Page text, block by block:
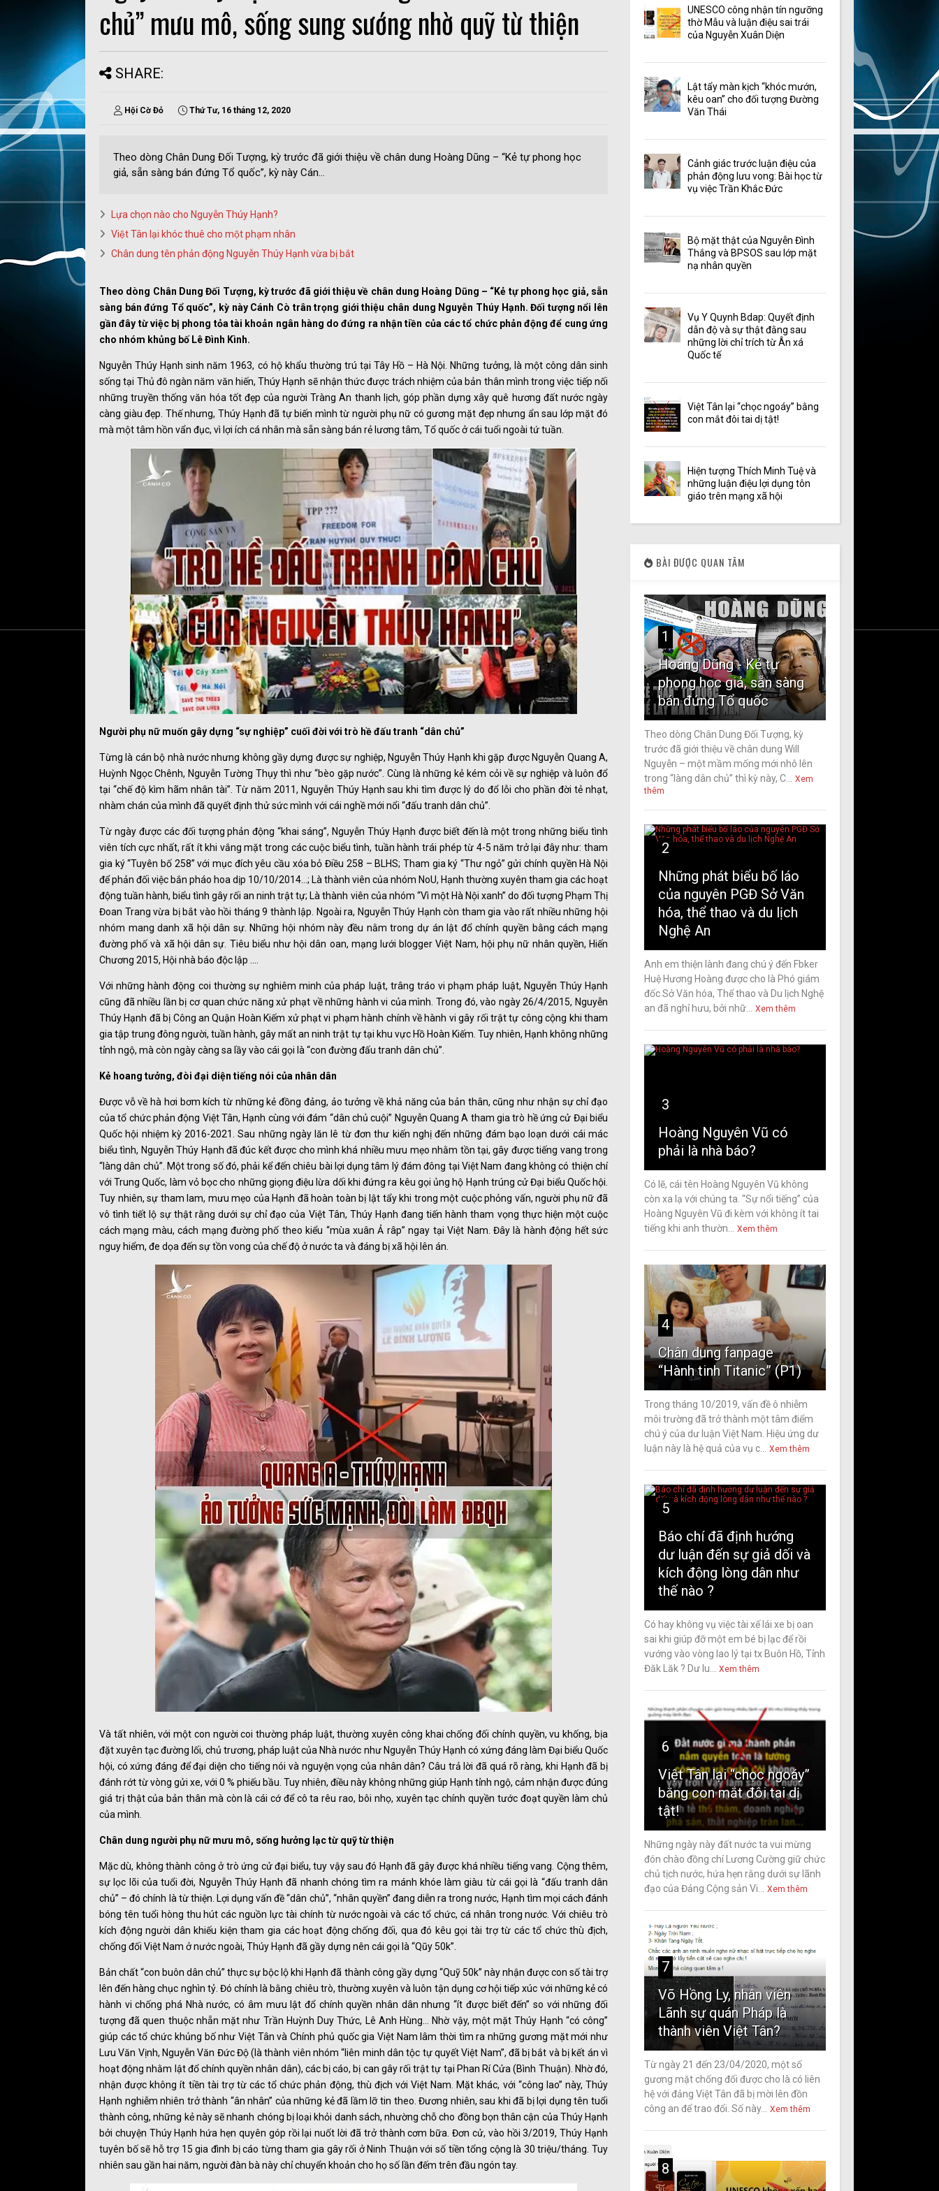
chủ” mưu mô, sống sung sướng nhờ quỹ từ thiện
SHARE:
Hội Cờ Đỏ Thứ Tư, 16 tháng 12, 2020
Theo dòng Chân Dung Đối Tượng, kỳ trước đã giới thiệu về chân dung Hoàng Dũng – “Kẻ tự phong học
giả, sẵn sàng bán đứng Tổ quốc”, kỳ này Cán...
Lựa chọn nào cho Nguyễn Thúy Hạnh?
Việt Tân lại khóc thuê cho một phạm nhân
Chân dung tên phản động Nguyễn Thúy Hạnh vừa bị bắt
Theo dòng Chân Dung Đối Tượng, kỳ trước đã giới thiệu về chân dung Hoàng Dũng – “Kẻ tự phong học giả, sẵn
sàng bán đứng Tổ quốc”, kỳ này Cánh Cò trân trọng giới thiệu chân dung Nguyễn Thúy Hạnh. Đối tượng nổi lên
gần đây từ việc bị phong tỏa tài khoản ngân hàng do đứng ra nhận tiền của các tổ chức phản động để cung ứng
cho nhóm khủng bố Lê Đình Kình.
Nguyễn Thúy Hạnh sinh năm 1963, có hộ khẩu thường trú tại Tây Hồ – Hà Nội. Những tưởng, là một công dân sinh
sống tại Thủ đô ngàn năm văn hiến, Thúy Hạnh sẽ nhận thức được trách nhiệm của bản thân mình trong việc tiếp nối
những truyền thống văn hóa tốt đẹp của người Tràng An thanh lịch, góp phần dựng xây quê hương đất nước ngày
càng giàu đẹp. Thế nhưng, Thúy Hạnh đã tự biến mình từ người phụ nữ có gương mặt đẹp nhưng ẩn sau lớp mặt đó
mà một tâm hồn vẩn đục, vì lợi ích cá nhân mà sẵn sàng bán rẻ lương tâm, Tổ quốc ở cái tuổi ngoài tứ tuần.
Người phụ nữ muốn gây dựng “sự nghiệp” cuối đời với trò hề đấu tranh “dân chủ”
Từng là cán bộ nhà nước nhưng không gầy dựng được sự nghiệp, Nguyễn Thúy Hạnh khi gặp được Nguyễn Quang A,
Huỳnh Ngọc Chênh, Nguyễn Tường Thụy thì như “bèo gặp nước”. Cùng là những kẻ kém cỏi về sự nghiệp và luôn đổ
tại “chế độ kìm hãm nhân tài”. Từ năm 2011, Nguyễn Thúy Hạnh sau khi tìm được lý do đổ lỗi cho phần đời tẻ nhạt,
nhàm chán của mình đã quyết định thử sức mình với cái nghề mới nổi “đấu tranh dân chủ”.
Từ ngày được các đối tượng phản động “khai sáng”, Nguyễn Thúy Hạnh được biết đến là một trong những biểu tình
viên tích cực nhất, rất ít khi vắng mặt trong các cuộc biểu tình, tuần hành trái phép từ 4-5 năm trở lại đây như: tham
gia ký “Tuyên bố 258” với mục đích yêu cầu xóa bỏ Điều 258 – BLHS; Tham gia ký “Thư ngỏ” gửi chính quyền Hà Nội
để phản đối việc bắn pháo hoa dịp 10/10/2014…; Là thành viên của nhóm NoU, Hạnh thường xuyên tham gia các hoạt
động tuần hành, biểu tình gây rối an ninh trật tự; Là thành viên của nhóm “Vì một Hà Nội xanh” do đối tượng Phạm Thị
Đoan Trang vừa bị bắt vào hồi tháng 9 thành lập. Ngoài ra, Nguyễn Thúy Hạnh còn tham gia vào rất nhiều những hội
nhóm mang danh xã hội dân sự. Những hội nhóm này đều nằm trong dự án lật đổ chính quyền bằng cách mạng
đường phố và xã hội dân sự. Tiêu biểu như hội dân oan, mạng lưới blogger Việt Nam, hội phụ nữ nhân quyền, Hiến
Chương 2015, Hội nhà báo độc lập ….
Với những hành động coi thường sự nghiêm minh của pháp luật, trâng tráo vi phạm pháp luật, Nguyễn Thúy Hạnh
cũng đã nhiều lần bị cơ quan chức năng xử phạt về những hành vi của mình. Trong đó, vào ngày 26/4/2015, Nguyễn
Thúy Hạnh đã bị Công an Quận Hoàn Kiếm xử phạt vi phạm hành chính về hành vi gây rối trật tự công cộng khi tham
gia tập trung đông người, tuần hành, gây mất an ninh trật tự tại khu vực Hồ Hoàn Kiếm. Tuy nhiên, Hạnh không những
tỉnh ngộ, mà còn ngày càng sa lầy vào cái gọi là “con đường đấu tranh dân chủ”.
Kẻ hoang tưởng, đòi đại diện tiếng nói của nhân dân
Được vỗ về hà hơi bơm kích từ những kẻ đồng đảng, ảo tưởng về khả năng của bản thân, cũng như nhận sự chỉ đạo
của tổ chức phản động Việt Tân, Hạnh cùng với đám “dân chủ cuội” Nguyễn Quang A tham gia trò hề ứng cử Đại biểu
Quốc hội nhiệm kỳ 2016-2021. Sau những ngày lăn lê từ đơn thư kiến nghị đến những đám bạo loạn dưới cái mác
biểu tình, Nguyễn Thúy Hạnh đã đúc kết được cho mình khá nhiều mưu mẹo nhằm tồn tại, gây được tiếng vang trong
“làng dân chủ”. Một trong số đó, phải kể đến chiêu bài lợi dụng tâm lý đám đông tại Việt Nam đang không có thiện chí
với Trung Quốc, làm vỏ bọc cho những giọng điệu lừa dối khi đứng ra kêu gọi ủng hộ Hạnh trúng cử Đại biểu Quốc hội.
Tuy nhiên, sự tham lam, mưu mẹo của Hạnh đã hoàn toàn bị lật tẩy khi trong một cuộc phỏng vấn, người phụ nữ đã
vô tình tiết lộ sự thật rằng dưới sự chỉ đạo của Việt Tân, Thúy Hạnh đang tiến hành tham vọng thực hiện một cuộc
cách mạng màu, cách mạng đường phố theo kiểu “mùa xuân Ả râp” ngay tại Việt Nam. Đây là hành động hết sức
nguy hiểm, đe dọa đến sự tồn vong của chế độ ở nước ta và đáng bị xã hội lên án.
Và tất nhiên, với một con người coi thường pháp luật, thường xuyên công khai chống đối chính quyền, vu khống, bịa
đặt xuyên tạc đường lối, chủ trương, pháp luật của Nhà nước như Nguyễn Thúy Hạnh có xứng đáng làm Đại biểu Quốc
hội, có xứng đáng để đại diện cho tiếng nói và nguyện vọng của nhân dân? Câu trả lời đã quá rõ ràng, khi Hạnh đã bị
đánh rớt từ vòng gửi xe, với 0 % phiếu bầu. Tuy nhiên, điều này không những giúp Hạnh tỉnh ngộ, cảm nhận được đúng
giá trị thật của bản thân mà còn là cái cớ để cô ta rêu rao, bôi nhọ, xuyên tạc chính quyền tước đoạt quyền làm chủ
của mình.
Chân dung người phụ nữ mưu mô, sống hưởng lạc từ quỹ từ thiện
Mặc dù, không thành công ở trò ứng cử đại biểu, tuy vậy sau đó Hạnh đã gây được khá nhiều tiếng vang. Cộng thêm,
sự lọc lõi của tuổi đời, Nguyễn Thúy Hạnh đã nhanh chóng tìm ra mánh khóe làm giàu từ cái gọi là “đấu tranh dân
chủ” – đó chính là từ thiện. Lợi dụng vấn đề “dân chủ”, “nhân quyền” đang diễn ra trong nước, Hạnh tìm mọi cách đánh
bóng tên tuổi hòng thu hút các nguồn lực tài chính từ nước ngoài và các tổ chức, cá nhân trong nước. Với chiêu trò
kích động người dân khiếu kiện tham gia các hoạt động chống đối, qua đó kêu gọi tài trợ từ các tổ chức thù địch,
chống đối Việt Nam ở nước ngoài, Thúy Hạnh đã gầy dựng nên cái gọi là “Qũy 50k”.
Bản chất “con buôn dân chủ” thực sự bộc lộ khi Hạnh đã thành công gầy dựng “Quỹ 50k” này nhận được con số tài trợ
lên đến hàng chục nghìn tỷ. Đó chính là bằng chiêu trò, thường xuyên và luôn tận dụng cơ hội tiếp xúc với những kẻ có
hành vi chống phá Nhà nước, có âm mưu lật đổ chính quyền nhân dân nhưng “ít được biết đến” so với những đối
tượng đã quen thuộc nhẵn mặt như Trần Huỳnh Duy Thức, Lê Anh Hùng… Nhờ vậy, một mặt Thúy Hạnh “có công”
giúp các tổ chức khủng bố như Việt Tân và Chính phủ quốc gia Việt Nam lâm thời tìm ra những gương mặt mới như
Lưu Văn Vịnh, Nguyễn Văn Đức Độ (là thành viên nhóm “liên minh dân tộc tự quyết Việt Nam”, đã bị bắt và bị kết án vì
hoạt động nhằm lật đổ chính quyền nhân dân), các bị cáo, bị can gây rối trật tự tại Phan Rí Cửa (Bình Thuận). Nhờ đó,
nhận được không ít tiền tài trợ từ các tổ chức phản động, thù địch với Việt Nam. Mặt khác, với “công lao” này, Thúy
Hạnh nghiễm nhiên trở thành “ân nhân” của những kẻ đã lầm lỡ tin theo. Đương nhiên, sau khi đã bị lợi dụng tên tuổi
thành công, những kẻ này sẽ nhanh chóng bị loại khỏi danh sách, nhường chỗ cho đồng bọn thân cận của Thúy Hạnh
bởi chuyện Thúy Hạnh hứa hẹn quyên góp rồi lại nuốt lời đã trở thành cơm bữa. Đơn cử, vào hồi 3/2019, Thúy Hạnh
tuyên bố sẽ hỗ trợ 15 gia đình bị cáo từng tham gia gây rối ở Ninh Thuận với số tiền tổng cộng là 30 triệu/tháng. Tuy
nhiên sau gần hai năm, người đàn bà này chỉ chuyển khoản cho họ số lần đếm trên đầu ngón tay.
UNESCO công nhận tín ngưỡng
thờ Mẫu và luận điệu sai trái
của Nguyễn Xuân Diện
Lật tẩy màn kịch “khóc mướn,
kêu oan” cho đối tượng Đường
Văn Thái
Cảnh giác trước luận điệu của
phản động lưu vong: Bài học từ
vụ việc Trần Khắc Đức
Bộ mặt thật của Nguyễn Đình
Thắng và BPSOS sau lớp mặt
nạ nhân quyền
Vụ Y Quynh Bdap: Quyết định
dẫn độ và sự thật đằng sau
những lời chỉ trích từ Ân xá
Quốc tế
Việt Tân lại “chọc ngoáy” bằng
con mắt đôi tai dị tật!
Hiện tượng Thích Minh Tuệ và
những luận điệu lợi dụng tôn
giáo trên mạng xã hội
BÀI ĐƯỢC QUAN TÂM
1
Hoàng Dũng - Kẻ tự
phong học giả, sẵn sàng
bán đứng Tổ quốc
Theo dòng Chân Dung Đối Tượng, kỳ
trước đã giới thiệu về chân dung Will
Nguyễn – một mầm mống mới nhô lên
trong “làng dân chủ” thì kỳ này, C...
Xem
thêm
2
Những phát biểu bố láo
của nguyên PGĐ Sở Văn
hóa, thể thao và du lịch
Nghệ An
Anh em thiện lành đang chú ý đến Fbker
Huệ Hương Hoàng được cho là Phó giám
đốc Sở Văn hóa, Thể thao và Du lịch Nghệ
an đã nghỉ hưu, bởi nhữ...
Xem thêm
3
Hoàng Nguyên Vũ có
phải là nhà báo?
Có lẽ, cái tên Hoàng Nguyên Vũ không
còn xa lạ với chúng ta. “Sự nổi tiếng” của
Hoàng Nguyên Vũ đi kèm với không ít tai
tiếng khi anh thườn...
Xem thêm
4
Chân dung fanpage
“Hành tinh Titanic” (P1)
Trong tháng 10/2019, vấn đề ô nhiễm
môi trường đã trở thành một tâm điểm
chú ý của dư luận Việt Nam. Hiệu ứng dư
luận này là hệ quả của vụ c...
Xem thêm
5
Báo chí đã định hướng
dư luận đến sự giả dối và
kích động lòng dân như
thế nào ?
Có hay không vụ việc tài xế lái xe bị oan
sai khi giúp đỡ một em bé bị lạc để rồi
vướng vào vòng lao lý tại tx Buôn Hồ, Tỉnh
Đăk Lăk ? Dư lu...
Xem thêm
6
Việt Tân lại “chọc ngoáy”
bằng con mắt đôi tai dị
tật!
Những ngày này đất nước ta vui mừng
đón chào đồng chí Lương Cường giữ chức
chủ tịch nước, hứa hẹn rằng dưới sự lãnh
đạo của Đảng Cộng sản Vi...
Xem thêm
7
Võ Hồng Ly, nhân viên
Lãnh sự quán Pháp là
thành viên Việt Tân?
Từ ngày 21 đến 23/04/2020, một số
gương mặt chống đối được cho là có liên
hệ với đảng Việt Tân đã bị mời lên đồn
công an để trao đổi. Số này...
Xem thêm
8